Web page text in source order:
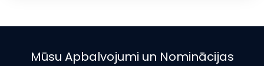
Mūsu Apbalvojumi un Nominācijas